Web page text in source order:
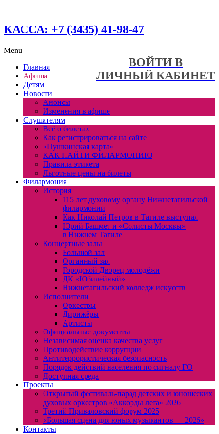
КАССА: +7 (3435) 41-98-47
ВОЙТИ В
ЛИЧНЫЙ КАБИНЕТ
Menu
Главная
Афиша
Детям
Новости
Анонсы
Изменения в афише
Слушателям
Всё о билетах
Как регистрироваться на сайте
«Пушкинская карта»
КАК НАЙТИ ФИЛАРМОНИЮ
Правила этикета
Льготные цены на билеты
Филармония
История
115 лет духовому органу Нижнетагильской
филармонии
Как Николай Петров в Тагиле выступал
Юрий Башмет и «Солисты Москвы»
в Нижнем Тагиле
Концертные залы
Большой зал
Органный зал
Городской Дворец молодёжи
ДК «Юбилейный»
Нижнетагильский колледж искусств
Исполнители
Оркестры
Дирижёры
Артисты
Официальные документы
Независимая оценка качества услуг
Противодействие коррупции
Антитеррористическая безопасность
Порядок действий населения по сигналу ГО
Доступная среда
Проекты
Открытый фестиваль-парад детских и юношеских
духовых оркестров «Аккорды лета» 2026
Третий Приваловский форум 2025
«Большая сцена для юных музыкантов — 2026»
Контакты